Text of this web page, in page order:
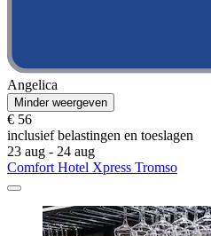
Angelica
Minder weergeven
€ 56
inclusief belastingen en toeslagen
23 aug - 24 aug
Comfort Hotel Xpress Tromso